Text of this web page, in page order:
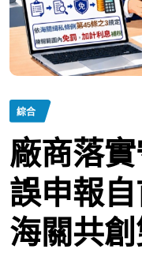
綜合
廠商落
誤申報
海關共